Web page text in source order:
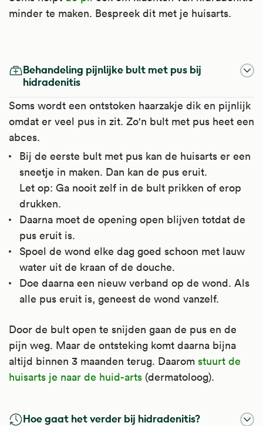
minder te maken. Bespreek dit met je huisarts.
Paracetamol werkt pijnstillend en
koortsverlagend.
Het is te gebruiken bij verschillende soorten
pijn zoals, hoofdpijn, migraine, koorts, griep,
verkoudheid, keelpijn, bijholteontsteking,
middenoorontsteking, oorpijn door
gehoorgangontsteking, artrose, spierpijn,
gewrichtspijn en menstruatieklachten.
Kijk voor meer informatie op
Apotheek.nl
Tetracycline behoort tot de tetracycline-
antibiotica. Tetracycline-antibiotica werken
tegen infecties met bacteriën.
Artsen schrijven het voor bij infecties met
bacteriën, zoals:
huidinfecties (bijvoorbeeld acne en
hidradenitis);
blaasontsteking waarbij de plasbuis
ontstoken is;
luchtweginfecties (bijvoorbeeld
longontsteking, acute bronchitis, keelpijn
door keelontsteking, middenoorontsteking
en bijholteontsteking);
ontstoken ogen door infectie (trachoom).
Artsen schrijven het ook voor bij de
huidziekte rosacea.
Kijk voor meer informatie op
Clindamycine is een antibioticum van de
lincomycinegroep. Het remt de groei van
sommige bacteriën.
Artsen schrijven clindamycine op de huid
voor bij acne. Het wordt soms gebruikt bij
hidradenitis en putjeszolen.
Kijk voor meer informatie op
Apotheek.nl
Behandeling pijnlijke bult met pus bij
hidradenitis
Soms wordt een ontstoken haarzakje dik en pijnlijk
omdat er veel pus in zit. Zo'n bult met pus heet een
abces.
Bij de eerste bult met pus kan de huisarts er een
sneetje in maken. Dan kan de pus eruit.
Let op: Ga nooit zelf in de bult prikken of erop
drukken.
Daarna moet de opening open blijven totdat de
pus eruit is.
Spoel de wond elke dag goed schoon met lauw
water uit de kraan of de douche.
Doe daarna een nieuw verband op de wond. Als
alle pus eruit is, geneest de wond vanzelf.
Door de bult open te snijden gaan de pus en de
pijn weg. Maar de ontsteking komt daarna bijna
altijd binnen 3 maanden terug. Daarom stuurt de
huisarts je naar de huid-arts (dermatoloog).
Hoe gaat het verder bij hidradenitis?